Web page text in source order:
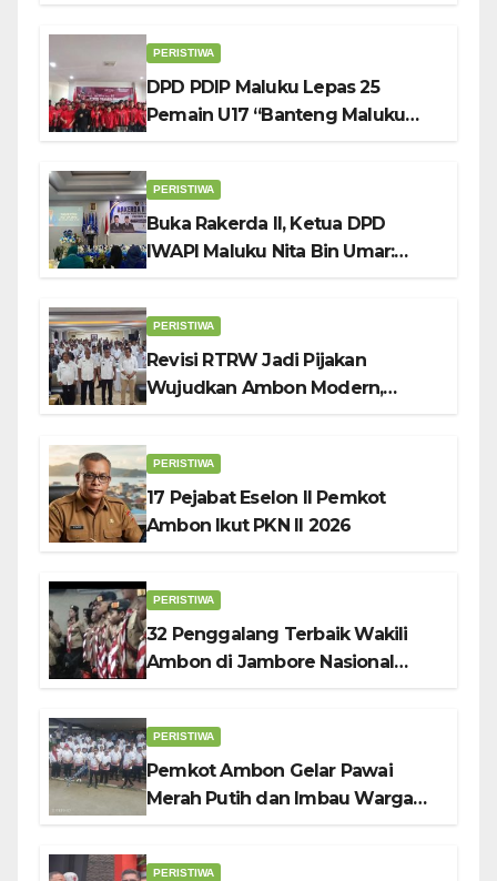
PERISTIWA
DPD PDIP Maluku Lepas 25
Pemain U17 “Banteng Maluku
PERISTIWA
Buka Rakerda II, Ketua DPD
IWAPI Maluku Nita Bin Umar:
PERISTIWA
Revisi RTRW Jadi Pijakan
Wujudkan Ambon Modern,
PERISTIWA
17 Pejabat Eselon II Pemkot
Ambon Ikut PKN II 2026
PERISTIWA
32 Penggalang Terbaik Wakili
Ambon di Jambore Nasional
PERISTIWA
Pemkot Ambon Gelar Pawai
Merah Putih dan Imbau Warga
PERISTIWA